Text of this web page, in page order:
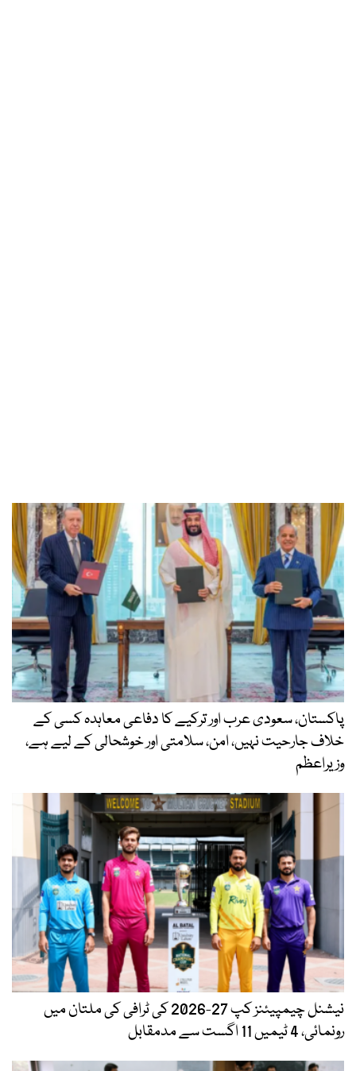
پاکستان، سعودی عرب اور ترکیے کا دفاعی معاہدہ کسی کے
خلاف جارحیت نہیں، امن، سلامتی اور خوشحالی کے لیے ہے،
وزیراعظم
نیشنل چیمپیئنز کپ 27-2026 کی ٹرافی کی ملتان میں
رونمائی، 4 ٹیمیں 11 اگست سے مدمقابل